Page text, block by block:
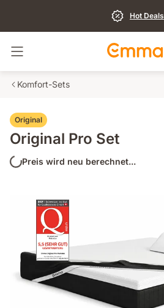
Hot Deals
Navigation umschalten
Komfort-Sets
Original
Original Pro Set
Preis wird neu berechnet...